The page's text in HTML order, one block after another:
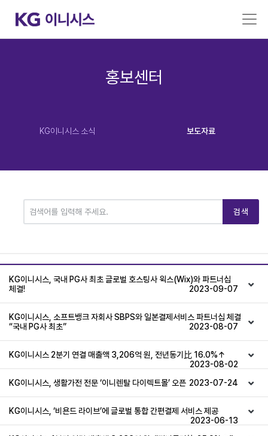
홍보센터
KG이니시스 소식 보도자료
검색
KG이니시스, 국내 PG사 최초 글로벌 호스팅사 윅스(Wix)와 파트너십
체결!
2023-09-07
KG이니시스, 소프트뱅크 자회사 SBPS와 일본결제서비스 파트너십 체결
“국내 PG사 최초”
2023-08-07
KG이니시스 2분기 연결 매출액 3,206억 원, 전년동기比 16.0%↑
2023-08-02
KG이니시스, 생활가전 전문 ‘이니렌탈 다이렉트몰’ 오픈 2023-07-24
KG이니시스, ‘비욘드 라이브’에 글로벌 통합 간편결제 서비스 제공
2023-06-13